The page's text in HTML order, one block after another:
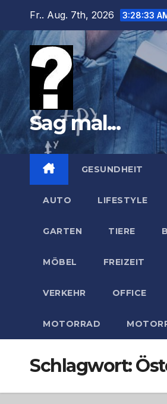
springen
Fr.. Aug. 7th, 2026 3:28:34
Sag mal...
GESUNDHEIT
AUTO LIFESTYLE
GARTEN TIERE
MÖBEL FREIZEIT
VERKEHR OFFICE
MOTORRAD
Schlagwort: